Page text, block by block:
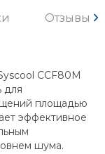
Отзывы
CCF80M
для
площадью
эффективное
шума.